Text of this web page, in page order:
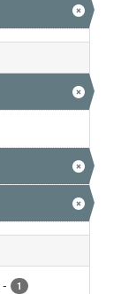
- 1